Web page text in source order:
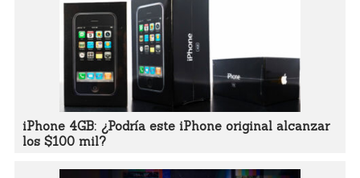
iPhone 4GB: ¿Podría este iPhone original alcanzar
los $100 mil?